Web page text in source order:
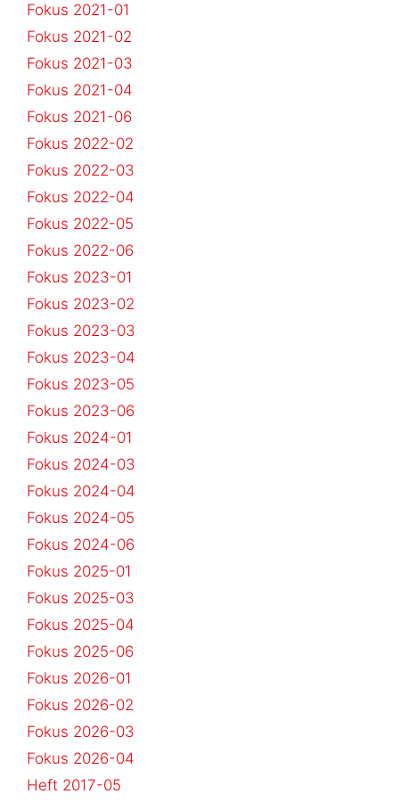
Fokus 2021-01
Fokus 2021-02
Fokus 2021-03
Fokus 2021-04
Fokus 2021-06
Fokus 2022-02
Fokus 2022-03
Fokus 2022-04
Fokus 2022-05
Fokus 2022-06
Fokus 2023-01
Fokus 2023-02
Fokus 2023-03
Fokus 2023-04
Fokus 2023-05
Fokus 2023-06
Fokus 2024-01
Fokus 2024-03
Fokus 2024-04
Fokus 2024-05
Fokus 2024-06
Fokus 2025-01
Fokus 2025-03
Fokus 2025-04
Fokus 2025-06
Fokus 2026-01
Fokus 2026-02
Fokus 2026-03
Fokus 2026-04
Heft 2017-05